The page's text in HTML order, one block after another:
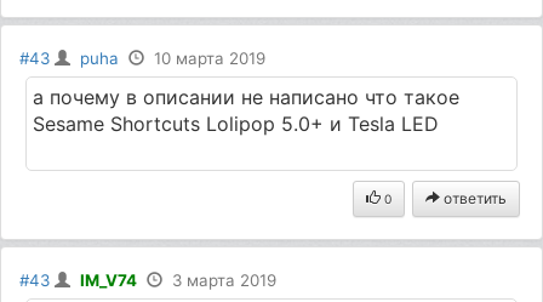
#43 puha 10 марта 2019
а почему в описании не написано что такое
Sesame Shortcuts Lolipop 5.0+ и Tesla LED
0 ответить
#43 IM_V74 3 марта 2019